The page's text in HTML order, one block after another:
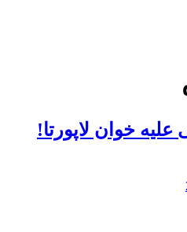
خوان لاپورتا!